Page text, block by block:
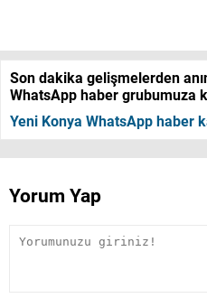
Son dakika gelişmelerden
WhatsApp haber grubumuza
Yeni Konya WhatsApp haber
Yorum Yap